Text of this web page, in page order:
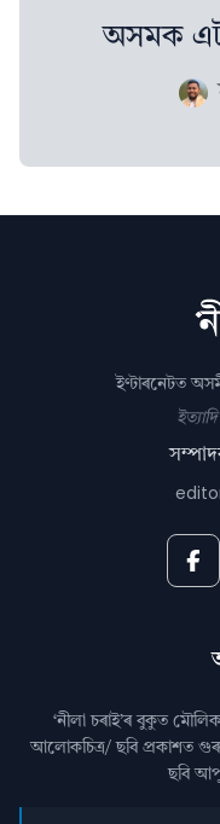
অসমক
ইণ্টাৰনেটত
‘নীলা চৰাই’ৰ বুকুত
আলোকচিত্ৰ/ ছবি প্রকাশত
ছবি